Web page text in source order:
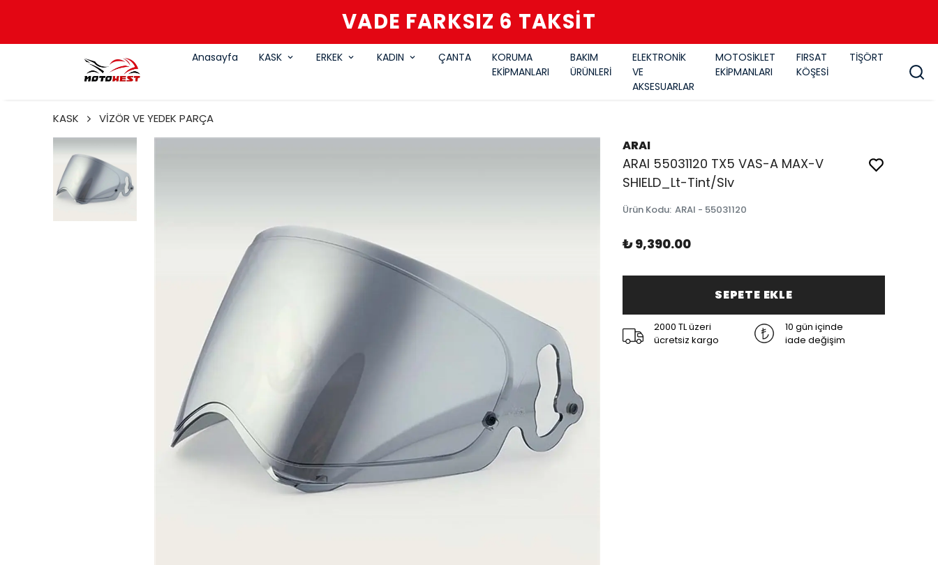
VADE FARKSIZ 6 TAKSİT
Anasayfa KASK ERKEK KADIN ÇANTA
KORUMA
EKİPMANLARI
BAKIM
ÜRÜNLERİ
ELEKTRONİK
VE
AKSESUARLAR
MOTOSİKLET
EKİPMANLARI
FIRSAT
KÖŞESİ
TİŞÖRT
KASK VİZÖR VE YEDEK PARÇA
ARAI
ARAI 55031120 TX5 VAS-A MAX-V
SHIELD_Lt-Tint/Slv
Ürün Kodu: ARAI - 55031120
₺ 9,390.00
SEPETE EKLE
2000 TL üzeri
ücretsiz kargo
10 gün içinde
iade değişim